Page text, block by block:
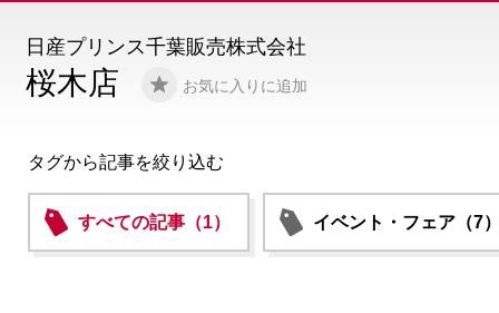
桜木店 お気に入りに追加
日産プリンス千葉販売株式会社
タグから記事を絞り込む
すべての記事（1） イベント・フェア（7